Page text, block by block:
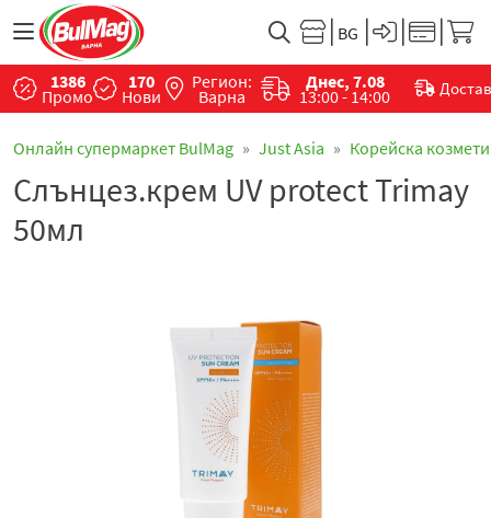
1386
Промо
170
Нови
Регион:
Варна
Днес, 7.08
13:00 - 14:00
Онлайн супермаркет BulMag Just Asia Корейска
Слънцез.крем UV protect Trimay
50мл